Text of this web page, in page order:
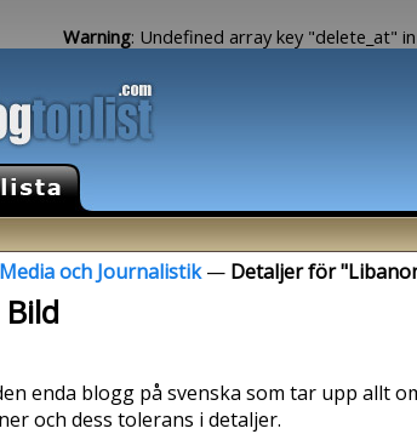
Warning: Undefined array key "delete_at" in
Media och Journalistik— Detaljer för
enda blogg på svenska som tar upp allt
och dess tolerans i detaljer.